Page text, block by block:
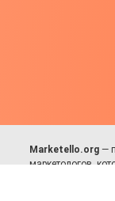
Marketello.org —
маркетологов,